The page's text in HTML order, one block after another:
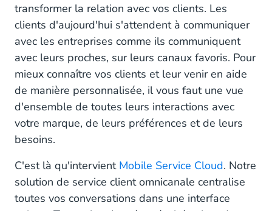
transformer la relation avec vos clients. Les
clients d'aujourd'hui s'attendent à communiquer
avec les entreprises comme ils communiquent
avec leurs proches, sur leurs canaux favoris. Pour
mieux connaître vos clients et leur venir en aide
de manière personnalisée, il vous faut une vue
d'ensemble de toutes leurs interactions avec
votre marque, de leurs préférences et de leurs
besoins.
C'est là qu'intervient Mobile Service Cloud. Notre
solution de service client omnicanale centralise
toutes vos conversations dans une interface